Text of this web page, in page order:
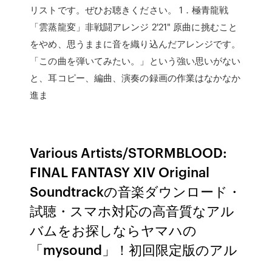
リストです。ぜひお聴きください。 1．極青龍戦
「雲蒸龍変」非戦闘アレンジ 2'21" 原曲に挑むこと
をやめ、思うままに音を織り込んだアレンジです。
「この曲を弾いてみたい。」という強い思いがない
と、耳コピー、編曲、演奏の録画の作業はなかなか
進ま
Various Artists/STORMBLOOD:
FINAL FANTASY XIV Original
Soundtrackの音楽ダウンロード・
試聴・スマホ対応の高音質なアル
バムをお探しならヤマハの
「mysound」！初回限定版のアル